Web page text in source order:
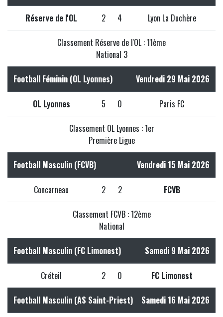
Réserve de l'OL 2 4 Lyon La Duchère
Classement Réserve de l'OL : 11ème
National 3
Football Féminin (OL Lyonnes) Vendredi 29 Mai 2026
OL Lyonnes 5 0 Paris FC
Classement OL Lyonnes : 1er
Première Ligue
Football Masculin (FCVB) Vendredi 15 Mai 2026
Concarneau 2 2 FCVB
Classement FCVB : 12ème
National
Football Masculin (FC Limonest) Samedi 9 Mai 2026
Créteil 2 0 FC Limonest
Football Masculin (AS Saint-Priest) Samedi 16 Mai 2026